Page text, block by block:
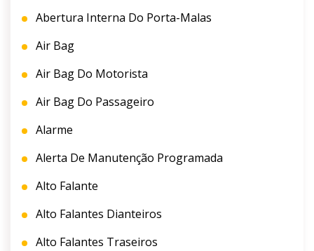
Abertura Interna Do Porta-Malas
Air Bag
Air Bag Do Motorista
Air Bag Do Passageiro
Alarme
Alerta De Manutenção Programada
Alto Falante
Alto Falantes Dianteiros
Alto Falantes Traseiros